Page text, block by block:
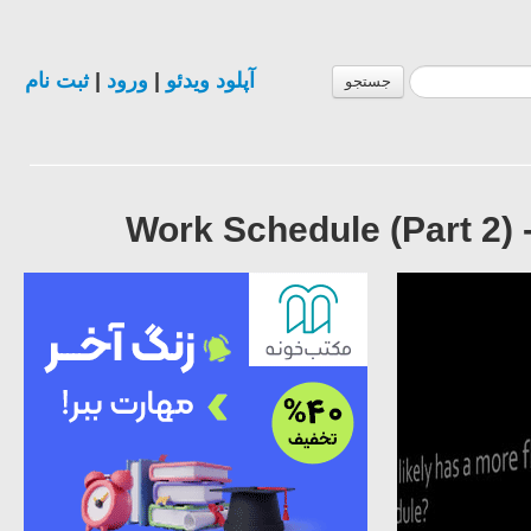
جستجو آپلود ویدئو ورود |ثبت نام
Work Schedule (Part